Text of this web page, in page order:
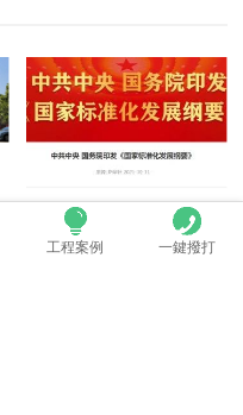
中國LED顯示（shì）應用（yòng）行業標準情況一覽
工程案例 一鍵撥打